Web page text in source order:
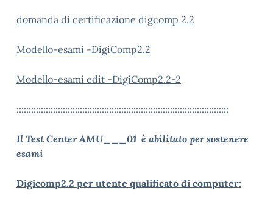
domanda di certificazione digcomp 2.2
Modello-esami -DigiComp2.2
Modello-esami edit -DigiComp2.2-2
:::::::::::::::::::::::::::::::::::::::::::::::::::::::::::::::::::::::::::::::::::::::
Il Test Center AMU___01 è abilitato per sostenere
esami
Digicomp2.2 per utente qualificato di computer: